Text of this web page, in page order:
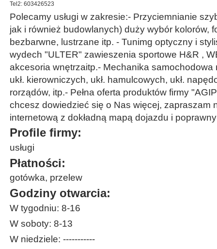
Tel2: 603426523
Polecamy usługi w zakresie:- Przyciemnianie
jak i również budowlanych) duży wybór kolorów,
bezbarwne, lustrzane itp. - Tunimg optyczny i
wydech "ULTER" zawieszenia sportowe H&R ,
akcesoria wnętrzaitp.- Mechanika samochodowa
ukł. kierowniczych, ukł. hamulcowych, ukł.
rorządów, itp.- Pełna oferta produktów firmy
chcesz dowiedzieć się o Nas więcej, zapraszam
internetową z dokładną mapą dojazdu i
Profile firmy:
usługi
Płatności:
gotówka, przelew
Godziny otwarcia:
W tygodniu: 8-16
W soboty: 8-13
W niedziele: -----------